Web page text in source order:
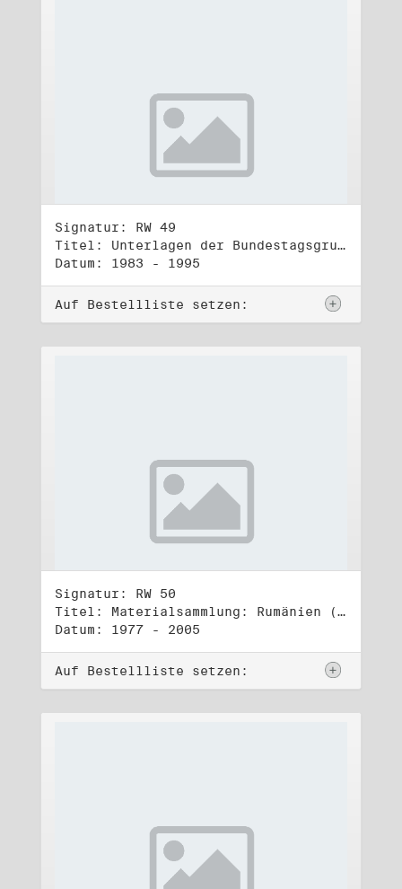
Signatur: RW 49
Titel: Unterlagen der Bundestagsgruppe und -fraktion Bündnis 90/Die Grünen (5)
Datum: 1983 - 1995
Auf Bestellliste setzen:
Signatur: RW 50
Titel: Materialsammlung: Rumänien (1)
Datum: 1977 - 2005
Auf Bestellliste setzen: